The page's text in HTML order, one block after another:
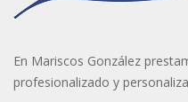
En Mariscos González
profesionalizado y